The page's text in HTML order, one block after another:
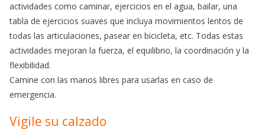
actividades como caminar, ejercicios en el agua, bailar, una
tabla de ejercicios suaves que incluya movimientos lentos de
todas las articulaciones, pasear en bicicleta, etc. Todas estas
actividades mejoran la fuerza, el equilibrio, la coordinación y la
flexibilidad.
Camine con las manos libres para usarlas en caso de
emergencia.
Vigile su calzado